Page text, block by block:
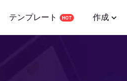
テンプレート 作成